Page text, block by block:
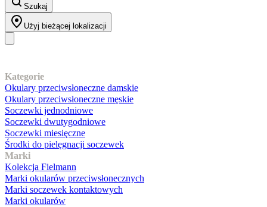
Szukaj
Użyj bieżącej lokalizacji
Kategorie
Okulary przeciwsłoneczne damskie
Okulary przeciwsłoneczne męskie
Soczewki jednodniowe
Soczewki dwutygodniowe
Soczewki miesięczne
Środki do pielęgnacji soczewek
Marki
Kolekcja Fielmann
Marki okularów przeciwsłonecznych
Marki soczewek kontaktowych
Marki okularów